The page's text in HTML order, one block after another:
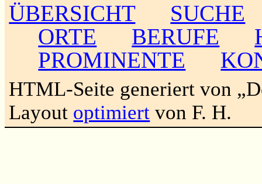
ÜBERSICHT
SUCHE
ORTE
BERUFE
PROMINENTE
HTML-Seite generiert von
Layout optimiert von F. H.